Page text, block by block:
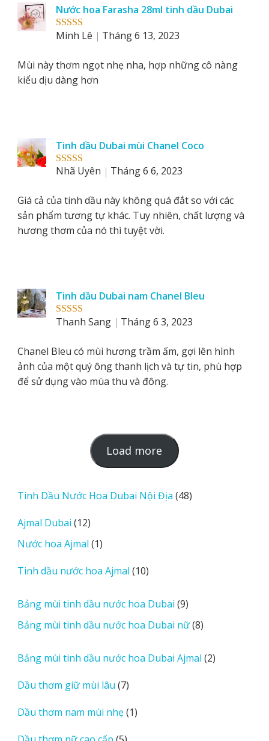
Rated 5out
Nước hoa Farasha 28ml tinh dầu Dubai
Minh Lê
Tháng 6 13, 2023
Mùi này thơm ngọt nhẹ nha, hợp những cô nàng
kiểu dịu dàng hơn
Rated5out
Tinh dầu Dubai mùi Chanel Coco
Nhã Uyên
Tháng 6 6, 2023
Giá cả của tinh dầu này không quá đắt so với các
sản phẩm tương tự khác. Tuy nhiên, chất lượng và
hương thơm của nó thì tuyệt vời.
Rated5out
Tinh dầu Dubai nam Chanel Bleu
Thanh Sang
Tháng 6 3, 2023
Chanel Bleu có mùi hương trầm ấm, gợi lên hình
ảnh của một quý ông thanh lịch và tự tin, phù hợp
để sử dụng vào mùa thu và đông.
Load more
o
d
v
e
s
Tinh Dầu Nước Hoa Dubai Nội Địa 4848
Ajmal Dubai 1212
sản
phẩm
Nước hoa Ajmal 11
phẩm
Tinh dầu nước hoa Ajmal 1010
phẩm
Bảng mùi tinh dầu nước hoa Dubai 99
sản
phẩm
Bảng mùi tinh dầu nước hoa Dubai nữ 88
phẩm
Bảng mùi tinh dầu nước hoa Dubai Ajmal 22
Dầu thơm giữ mùi lâu 77
phẩm
Dầu thơm nam mùi nhẹ 11